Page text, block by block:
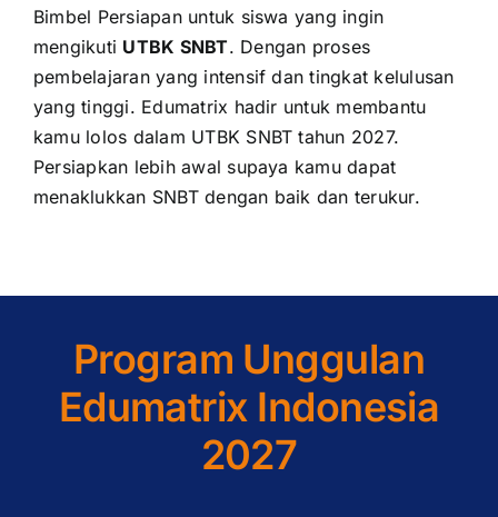
Bimbel Persiapan untuk siswa yang ingin
mengikuti UTBK SNBT. Dengan proses
pembelajaran yang intensif dan tingkat kelulusan
yang tinggi. Edumatrix hadir untuk membantu
kamu lolos dalam UTBK SNBT tahun 2027.
Persiapkan lebih awal supaya kamu dapat
menaklukkan SNBT dengan baik dan terukur.
Program Unggulan
Edumatrix Indonesia
2027